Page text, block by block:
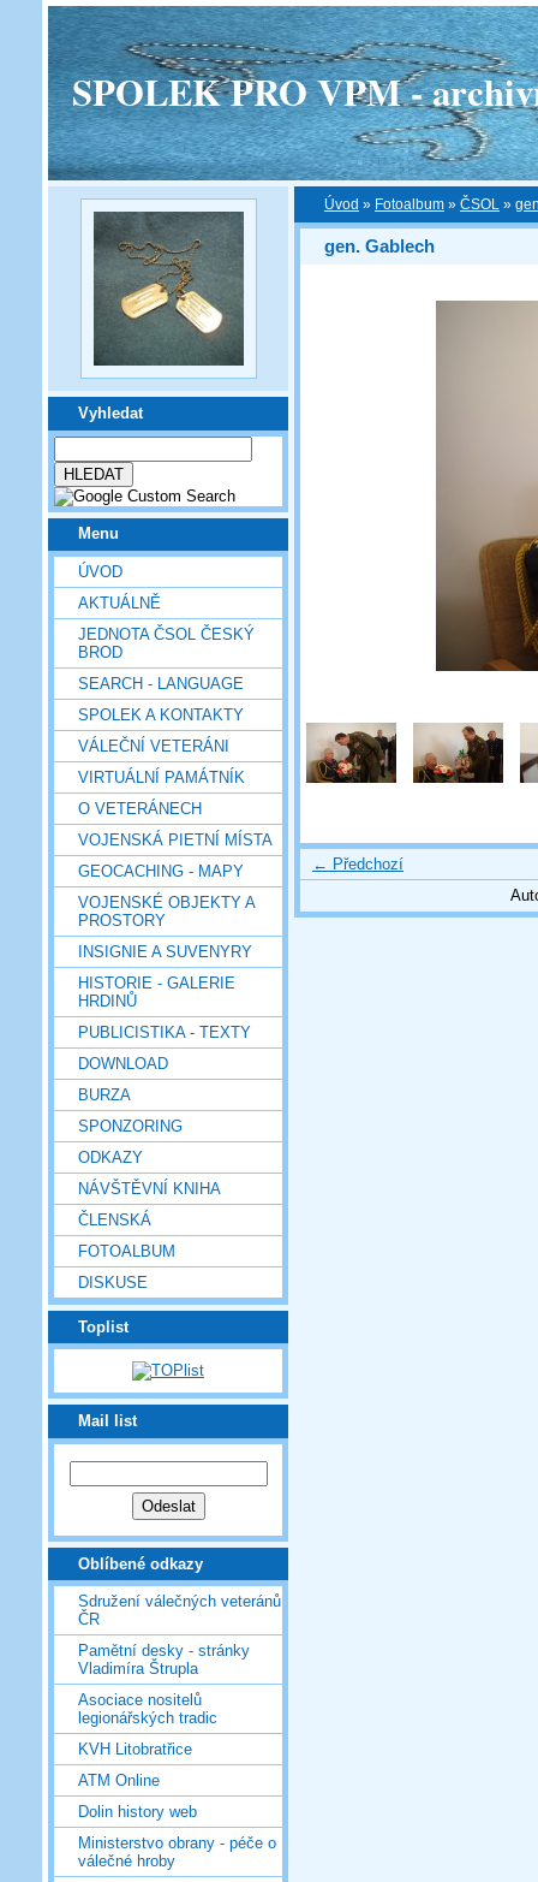
SPOLEK PRO VPM -
Vyhledat
Menu
ÚVOD
AKTUÁLNĚ
JEDNOTA ČSOL ČESKÝ
BROD
SEARCH - LANGUAGE
SPOLEK A KONTAKTY
VÁLEČNÍ VETERÁNI
VIRTUÁLNÍ PAMÁTNÍK
O VETERÁNECH
VOJENSKÁ PIETNÍ MÍSTA
GEOCACHING - MAPY
VOJENSKÉ OBJEKTY A
PROSTORY
INSIGNIE A SUVENYRY
HISTORIE - GALERIE
HRDINŮ
PUBLICISTIKA - TEXTY
DOWNLOAD
BURZA
SPONZORING
ODKAZY
NÁVŠTĚVNÍ KNIHA
ČLENSKÁ
FOTOALBUM
DISKUSE
Toplist
Mail list
Oblíbené odkazy
Sdružení válečných veteránů
ČR
Pamětní desky - stránky
Vladimíra Štrupla
Asociace nositelů
legionářských tradic
KVH Litobratřice
ATM Online
Dolin history web
Ministerstvo obrany - péče o
válečné hroby
Úvod » Fotoalbum » ČSOL »
gen. Gablech
← Předchozí